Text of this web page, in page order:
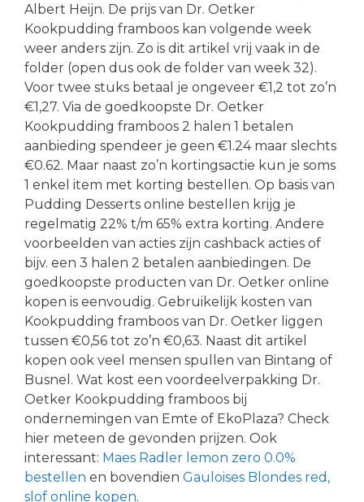
Albert Heijn. De prijs van Dr. Oetker
Kookpudding framboos kan volgende week
weer anders zijn. Zo is dit artikel vrij vaak in de
folder (open dus ook de folder van week 32).
Voor twee stuks betaal je ongeveer €1,2 tot zo’n
€1,27. Via de goedkoopste Dr. Oetker
Kookpudding framboos 2 halen 1 betalen
aanbieding spendeer je geen €1.24 maar slechts
€0.62. Maar naast zo’n kortingsactie kun je soms
1 enkel item met korting bestellen. Op basis van
Pudding Desserts online bestellen krijg je
regelmatig 22% t/m 65% extra korting. Andere
voorbeelden van acties zijn cashback acties of
bijv. een 3 halen 2 betalen aanbiedingen. De
goedkoopste producten van Dr. Oetker online
kopen is eenvoudig. Gebruikelijk kosten van
Kookpudding framboos van Dr. Oetker liggen
tussen €0,56 tot zo’n €0,63. Naast dit artikel
kopen ook veel mensen spullen van Bintang of
Busnel. Wat kost een voordeelverpakking Dr.
Oetker Kookpudding framboos bij
ondernemingen van Emte of EkoPlaza? Check
hier meteen de gevonden prijzen. Ook
interessant: Maes Radler lemon zero 0.0%
bestellen en bovendien Gauloises Blondes red,
slof online kopen.